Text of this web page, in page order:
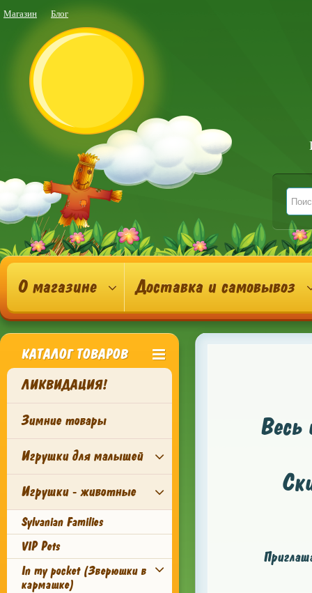
Магазин Блог
О магазине Доставка и самовывоз
КАТАЛОГ ТОВАРОВ
ЛИКВИДАЦИЯ!
Зимние товары
Игрушки для малышей
Игрушки - животные
Sylvanian Families
VIP Pets
In my pocket (Зверюшки в
кармашке)
Весь